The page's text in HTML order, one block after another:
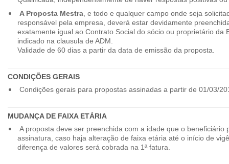
A Proposta Mestra, e todo e qualquer campo onde seja
responsável pela empresa, deverá estar devidamente
exatamente igual ao Contrato Social do sócio ou proprietário da
indicado na clausula de ADM.
Validade de 60 dias a partir da data de emissão da proposta.
CONDIÇÕES GERAIS
Condições gerais para propostas assinadas a partir de 01/03/
MUDANÇA DE FAIXA ETÁRIA
A proposta deve ser preenchida com a idade que o beneficiário
assinatura, caso haja alteração de faixa etária até o início de
diferença de valores será cobrada na 1ª fatura.